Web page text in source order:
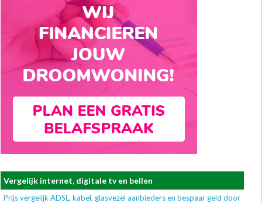
Vergelijk internet, digitale tv en bellen
Prijs vergelijk ADSL, kabel, glasvezel aanbieders en bespaar geld door